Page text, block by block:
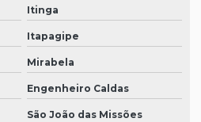
Itinga
Itapagipe
Mirabela
Engenheiro Caldas
São João das Missões